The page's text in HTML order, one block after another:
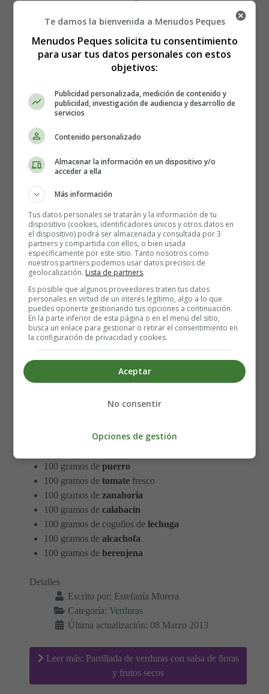
Receta para hacer Parrillada
de verduras con salsa de
ñoras y frutos secos
Los ingredientes para 4 personas que
necesitas para hacer Parrillada de
verduras con salsa de ñoras y frutos
100 gramos de pimiento rojo
100 gramos de puerro
100 gramos de tomate fresco
100 gramos de zanahoria
100 gramos de calabacín
100 gramos de cogollos de lechuga
100 gramos de alcachofa
100 gramos de berenjena
Detalles
Escrito por: Estefanía Morera
Categoría: Verduras
Última actualización: 08 Marzo 2013
Leer más: Parrillada de verduras con salsa de ñoras
y frutos secos
Te damos la bienvenida a Menudos Peques
Menudos Peques solicita tu consentimiento
para usar tus datos personales con estos
objetivos:
Publicidad personalizada, medición de contenido y
publicidad, investigación de audiencia y desarrollo de
servicios
Contenido personalizado
Almacenar la información en un dispositivo y/o
acceder a ella
Más información
Tus datos personales se tratarán y la información de tu
dispositivo (cookies, identificadores únicos y otros datos en
el dispositivo) podrá ser almacenada y consultada por 3
partners y compartida con ellos, o bien usada
específicamente por este sitio. Tanto nosotros como
nuestros partners podemos usar datos precisos de
geolocalización. Lista de partners.
Es posible que algunos proveedores traten tus datos
personales en virtud de un interés legítimo, algo a lo que
puedes oponerte gestionando tus opciones a continuación.
En la parte inferior de esta página o en el menú del sitio,
busca un enlace para gestionar o retirar el consentimiento en
la configuración de privacidad y cookies.
Aceptar
No consentir
Opciones de gestión